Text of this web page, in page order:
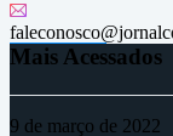
Mais Acessados
9 de março de 2022